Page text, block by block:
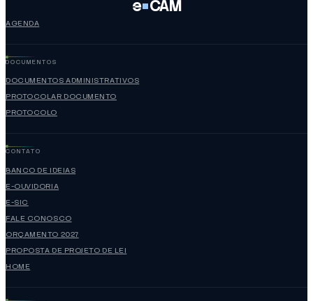
e CAM
AGENDA
DOCUMENTOS
DOCUMENTOS ADMINISTRATIVOS
PROTOCOLAR DOCUMENTO
PROTOCOLO
CONTATO
BANCO DE IDEIAS
E-OUVIDORIA
E-SIC
FALE CONOSCO
ORÇAMENTO 2027
PROPOSTA DE PROJETO DE LEI
HOME